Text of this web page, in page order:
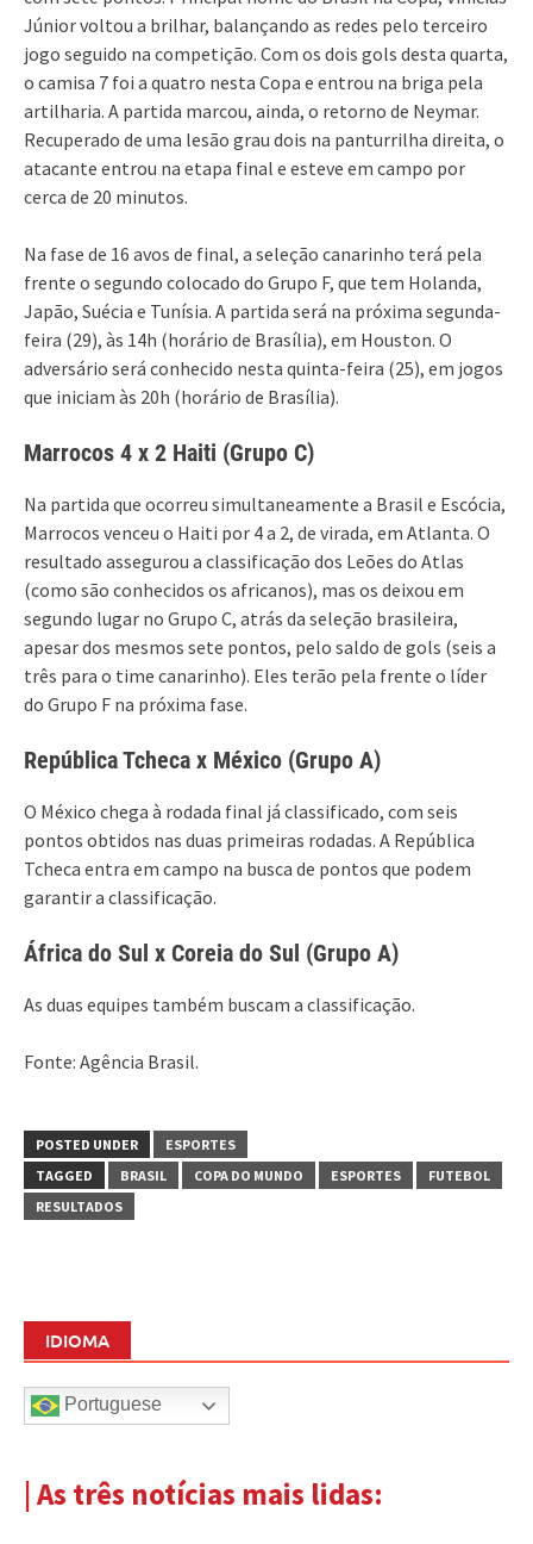
Júnior voltou a brilhar, balançando as redes pelo terceiro
jogo seguido na competição. Com os dois gols desta quarta,
o camisa 7 foi a quatro nesta Copa e entrou na briga pela
artilharia. A partida marcou, ainda, o retorno de Neymar.
Recuperado de uma lesão grau dois na panturrilha direita, o
atacante entrou na etapa final e esteve em campo por
cerca de 20 minutos.
Na fase de 16 avos de final, a seleção canarinho terá pela
frente o segundo colocado do Grupo F, que tem Holanda,
Japão, Suécia e Tunísia. A partida será na próxima segunda-
feira (29), às 14h (horário de Brasília), em Houston. O
adversário será conhecido nesta quinta-feira (25), em jogos
que iniciam às 20h (horário de Brasília).
Marrocos 4 x 2 Haiti (Grupo C)
Na partida que ocorreu simultaneamente a Brasil e Escócia,
Marrocos venceu o Haiti por 4 a 2, de virada, em Atlanta. O
resultado assegurou a classificação dos Leões do Atlas
(como são conhecidos os africanos), mas os deixou em
segundo lugar no Grupo C, atrás da seleção brasileira,
apesar dos mesmos sete pontos, pelo saldo de gols (seis a
três para o time canarinho). Eles terão pela frente o líder
do Grupo F na próxima fase.
República Tcheca x México (Grupo A)
O México chega à rodada final já classificado, com seis
pontos obtidos nas duas primeiras rodadas. A República
Tcheca entra em campo na busca de pontos que podem
garantir a classificação.
África do Sul x Coreia do Sul (Grupo A)
As duas equipes também buscam a classificação.
Fonte: Agência Brasil.
POSTED UNDER
ESPORTES
TAGGED
BRASIL COPA DO MUNDO ESPORTES
FUTEBOL
RESULTADOS
IDIOMA
Portuguese
| As três notícias mais lidas: